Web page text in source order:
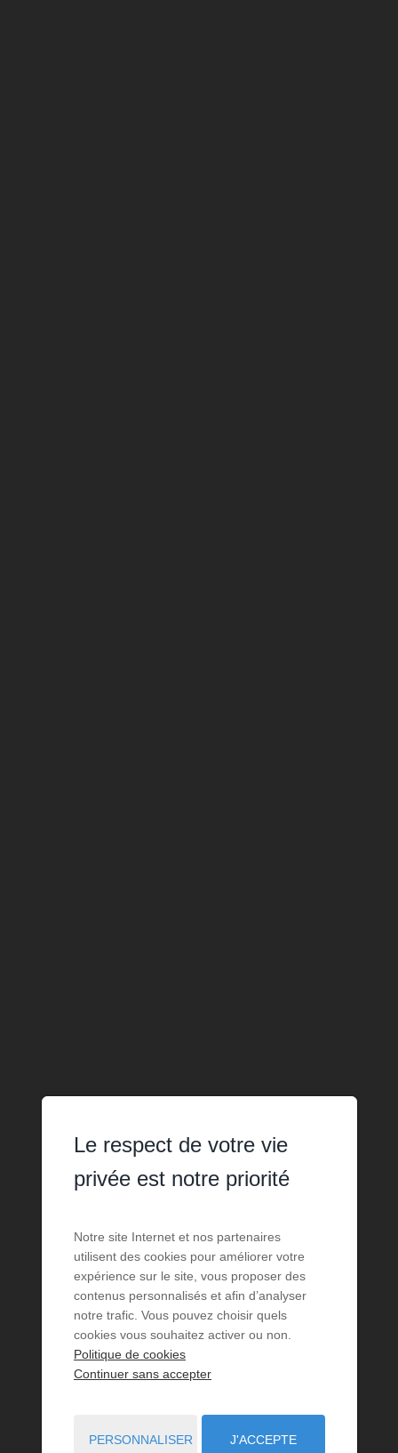
Le respect de votre vie
privée est notre priorité
Notre site Internet et nos partenaires
utilisent des cookies pour améliorer votre
expérience sur le site, vous proposer des
contenus personnalisés et afin d’analyser
notre trafic. Vous pouvez choisir quels
cookies vous souhaitez activer ou non.
Politique de cookies
Continuer sans accepter
PERSONNALISER J'ACCEPTE